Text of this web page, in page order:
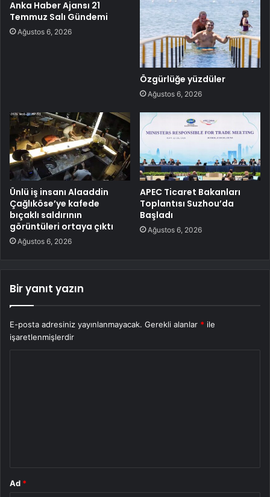
Anka Haber Ajansı 21
Temmuz Salı Gündemi
Ağustos 6, 2026
Özgürlüğe yüzdüler
Ağustos 6, 2026
Ünlü iş insanı Alaaddin
Çağlıköse’ye kafede
bıçaklı saldırının
görüntüleri ortaya çıktı
Ağustos 6, 2026
APEC Ticaret Bakanları
Toplantısı Suzhou’da
Başladı
Ağustos 6, 2026
Bir yanıt yazın
E-posta adresiniz yayınlanmayacak. Gerekli alanlar * ile
işaretlenmişlerdir
Ad *